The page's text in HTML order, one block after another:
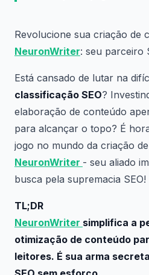
Revolucione sua criação de
NeuronWriter: seu parceiro
Está cansado de lutar na
classificação SEO?
elaboração de conteúdo
para alcançar o topo? É
jogo no mundo da criação
NeuronWriter - seu aliado
busca pela supremacia SEO!
TL;DR
NeuronWriter simplifica a
otimização de conteúdo
leitores. É sua arma